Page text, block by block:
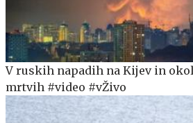
V ruskih napadih na Kijev in
mrtvih #video #vŽivo